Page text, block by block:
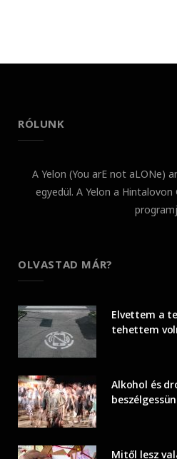
RÓLUNK
A Yelon (You arE not aLONe)
egyedül. A Yelon a
OLVASTAD MÁR?
Elvettem a
tehettem
Alkohol és
Mitől lesz